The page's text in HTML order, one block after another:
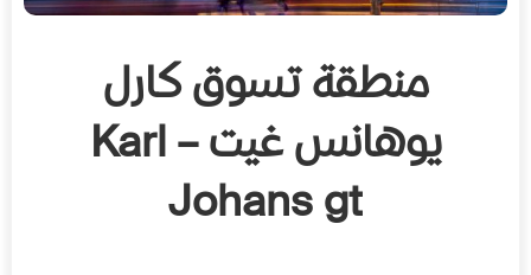
منطقة تسوق كارل
يوهانس غيت – Karl
Johans gt